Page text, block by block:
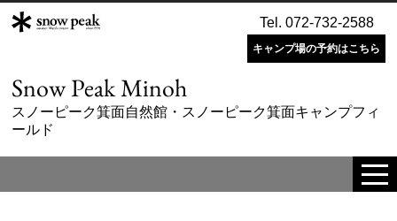
Snow Peak Minoh
スノーピーク箕面自然館・スノーピーク箕面キャンプフィ
ールド
Tel. 072-732-2588
キャンプ場の予約はこちら